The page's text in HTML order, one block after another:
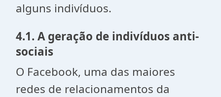
alguns indivíduos.
4.1. A geração de indivíduos anti-
sociais
O Facebook, uma das maiores
redes de relacionamentos da